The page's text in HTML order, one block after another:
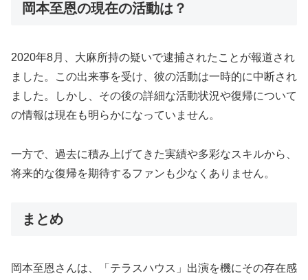
岡本至恩の現在の活動は？
2020年8月、大麻所持の疑いで逮捕されたことが報道され
ました。この出来事を受け、彼の活動は一時的に中断され
ました。しかし、その後の詳細な活動状況や復帰について
の情報は現在も明らかになっていません。
一方で、過去に積み上げてきた実績や多彩なスキルから、
将来的な復帰を期待するファンも少なくありません。
まとめ
岡本至恩さんは、「テラスハウス」出演を機にその存在感